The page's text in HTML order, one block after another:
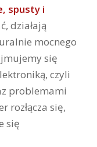
spusty i
działają
mocnego
się
czyli
problemami
rozłącza się,
się